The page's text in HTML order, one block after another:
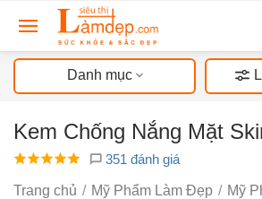
Danh mục
Kem Chống Nắng Mặt
351 đánh giá
Trang chủ / Mỹ Phẩm Làm Đẹp / Mỹ